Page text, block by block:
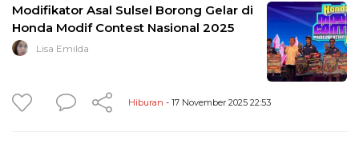
Modifikator Asal Sulsel Borong Gelar di
Honda Modif Contest Nasional 2025
Lisa Emilda
Hiburan - 17 November 2025 22:53